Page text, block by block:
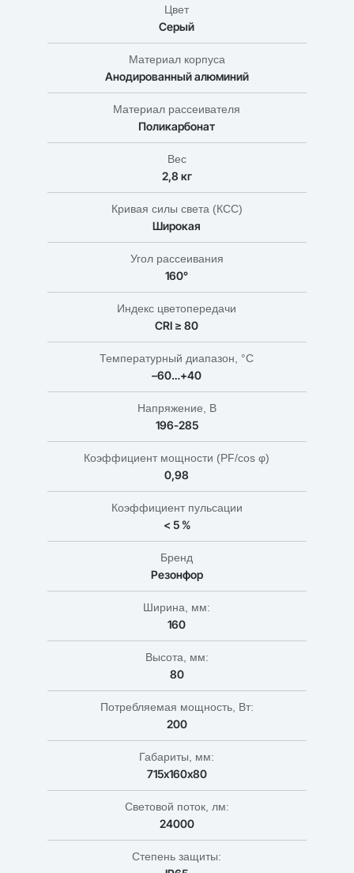
Цвет
Серый
Материал корпуса
Анодированный алюминий
Материал рассеивателя
Поликарбонат
Вес
2,8 кг
Кривая силы света (КСС)
Широкая
Угол рассеивания
160°
Индекс цветопередачи
CRI ≥ 80
Температурный диапазон, °C
–60…+40
Напряжение, В
196-285
Коэффициент мощности (PF/cos φ)
0,98
Коэффициент пульсации
< 5 %
Бренд
Резонфор
Ширина, мм:
160
Высота, мм:
80
Потребляемая мощность, Вт:
200
Габариты, мм:
715х160х80
Световой поток, лм:
24000
Степень защиты: